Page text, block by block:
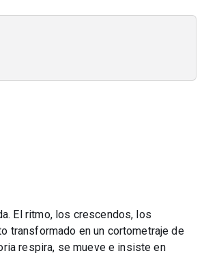
El ritmo, los crescendos, los
transformado en un cortometraje de
respira, se mueve e insiste en